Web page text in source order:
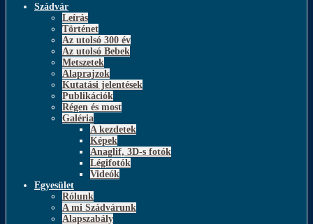
Szádvár
Leírás
Történet
Az utolsó 300 év
Az utolsó Bebek
Metszetek
Alaprajzok
Kutatási jelentések
Publikációk
Régen és most
Galéria
A kezdetek
Képek
Anaglif, 3D-s fotók
Légifotók
Videók
Egyesület
Rólunk
A mi Szádvárunk
Alapszabály